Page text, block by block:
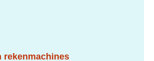
rekenmachines